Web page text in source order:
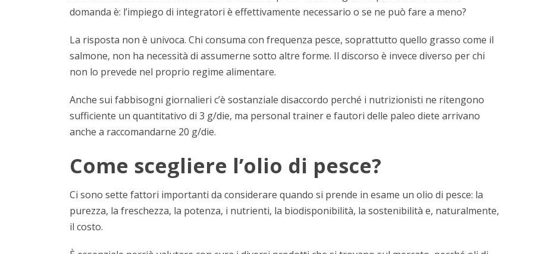
domanda è: l’impiego di integratori è effettivamente necessario o se ne può fare a meno?
La risposta non è univoca. Chi consuma con frequenza pesce, soprattutto quello grasso come il
salmone, non ha necessità di assumerne sotto altre forme. Il discorso è invece diverso per chi
non lo prevede nel proprio regime alimentare.
Anche sui fabbisogni giornalieri c’è sostanziale disaccordo perché i nutrizionisti ne ritengono
sufficiente un quantitativo di 3 g/die, ma personal trainer e fautori delle paleo diete arrivano
anche a raccomandarne 20 g/die.
Come scegliere l’olio di pesce?
Ci sono sette fattori importanti da considerare quando si prende in esame un olio di pesce: la
purezza, la freschezza, la potenza, i nutrienti, la biodisponibilità, la sostenibilità e, naturalmente,
il costo.